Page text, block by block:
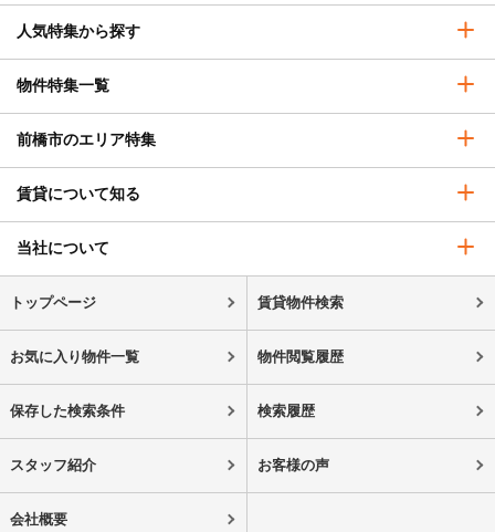
人気特集から探す
物件特集一覧
前橋市のエリア特集
賃貸について知る
当社について
トップページ 賃貸物件検索
お気に入り物件一覧 物件閲覧履歴
保存した検索条件 検索履歴
スタッフ紹介 お客様の声
会社概要